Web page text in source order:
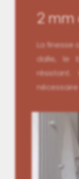
2 mm
La finesse
dalle, le
nécessaire